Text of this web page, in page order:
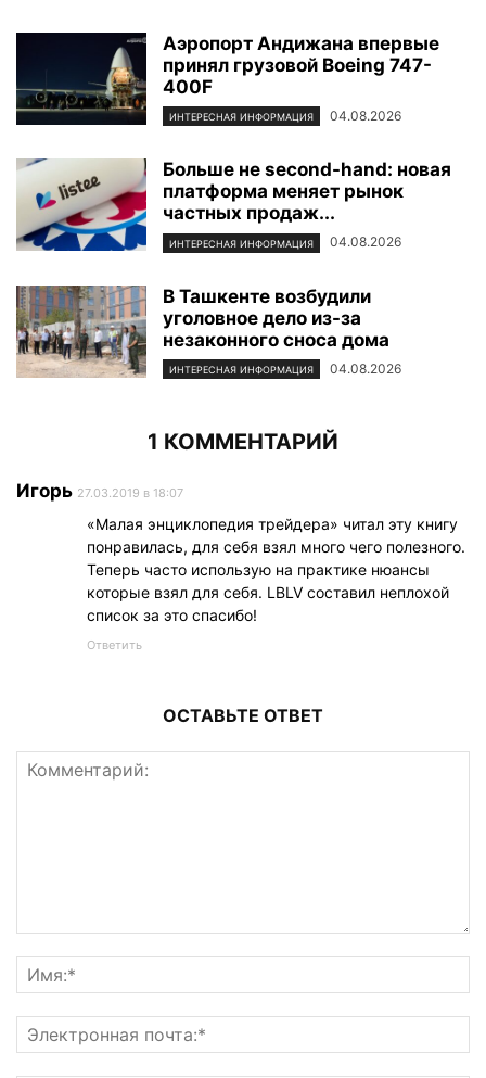
Аэропорт Андижана впервые
принял грузовой Boeing 747-
400F
ИНТЕРЕСНАЯ ИНФОРМАЦИЯ 04.08.2026
Больше не second-hand: новая
платформа меняет рынок
частных продаж...
ИНТЕРЕСНАЯ ИНФОРМАЦИЯ 04.08.2026
В Ташкенте возбудили
уголовное дело из-за
незаконного сноса дома
ИНТЕРЕСНАЯ ИНФОРМАЦИЯ 04.08.2026
1 КОММЕНТАРИЙ
Игорь 27.03.2019 в 18:07
«Малая энциклопедия трейдера» читал эту книгу
понравилась, для себя взял много чего полезного.
Теперь часто использую на практике нюансы
которые взял для себя. LBLV составил неплохой
список за это спасибо!
Ответить
ОСТАВЬТЕ ОТВЕТ